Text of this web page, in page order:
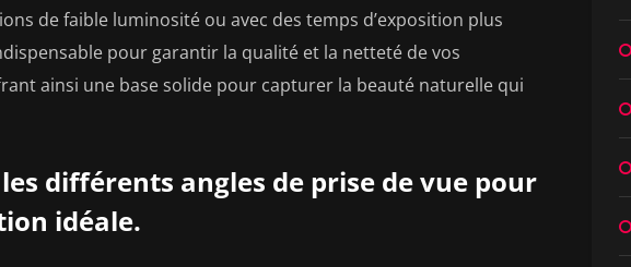
de faible luminosité ou avec des temps d’exposition plus
pour garantir la qualité et la netteté de vos
ainsi une base solide pour capturer la beauté naturelle qui
différents angles de prise de vue pour
idéale.